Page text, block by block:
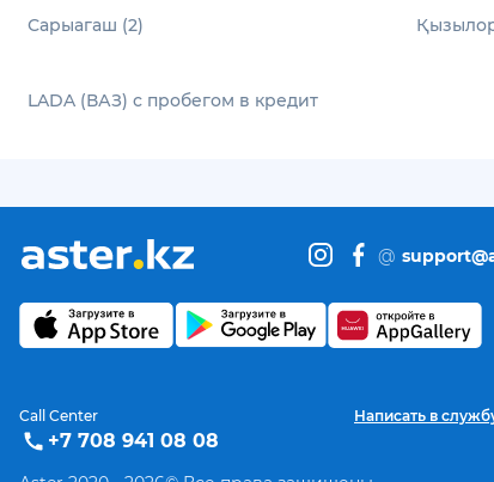
Сарыагаш (2)
LADA (ВАЗ) с пробегом в кредит
@
Call Center
+7 708 941 08 08
Написать в